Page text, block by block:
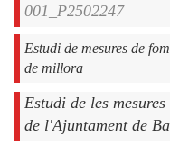
001_P2502247
Estudi de mesures de
de millora
Estudi de les
de l'Ajuntament de